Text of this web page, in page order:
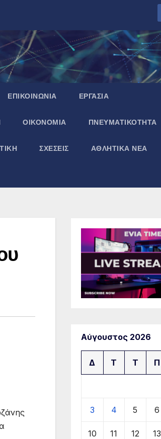
ΕΠΙΚΟΙΝΩΝΙΑ ΕΡΓΑΣΙΑ
ΟΙΚΟΝΟΜΙΑ ΠΝΕΥΜΑΤΙΚΌΤΗΤΑ
ΣΧΕΣΕΙΣ ΑΘΛΗΤΙΚΑ ΝΕΑ
Αύγουστος 2026
Δ Τ Τ Π
3 4 5 6
10 11 12 13